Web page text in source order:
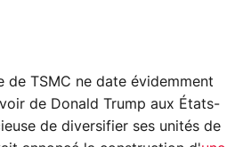
de TSMC ne date évidemment
de Donald Trump aux États-
de diversifier ses unités de